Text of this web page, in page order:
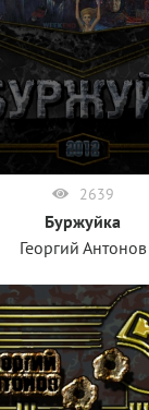
2639
Буржуйка
Георгий Антонов